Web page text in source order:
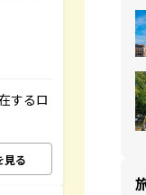
するロ
見る